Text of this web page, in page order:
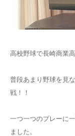
高校野球で長崎商業
普段あまり野球を見
戦！！
一つ一つのプレーに
ました。